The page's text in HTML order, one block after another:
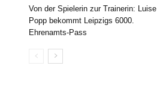
Von der Spielerin zur Trainerin: Luise
Popp bekommt Leipzigs 6000.
Ehrenamts-Pass